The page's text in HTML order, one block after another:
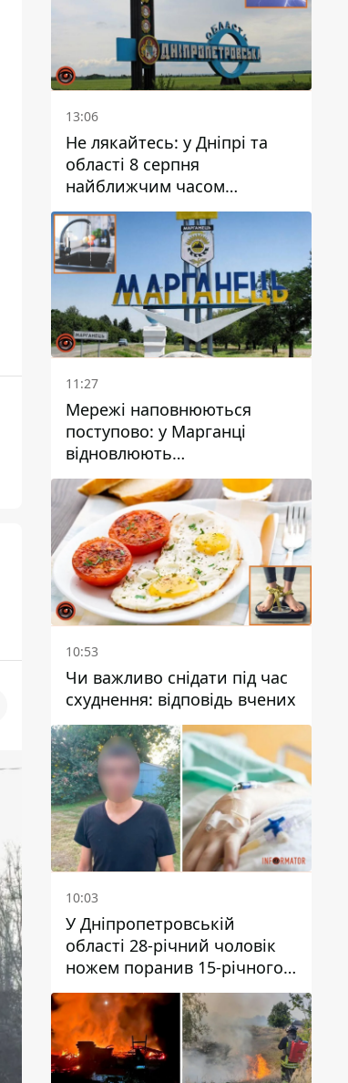
13:06
Не лякайтесь: у Дніпрі та
області 8 серпня
найближчим часом
очікується гроза
11:27
Мережі наповнюються
поступово: у Марганці
відновлюють
водопостачання
10:53
Чи важливо снідати під час
схуднення: відповідь вчених
10:03
У Дніпропетровській
області 28-річний чоловік
ножем поранив 15-річного
хлопця